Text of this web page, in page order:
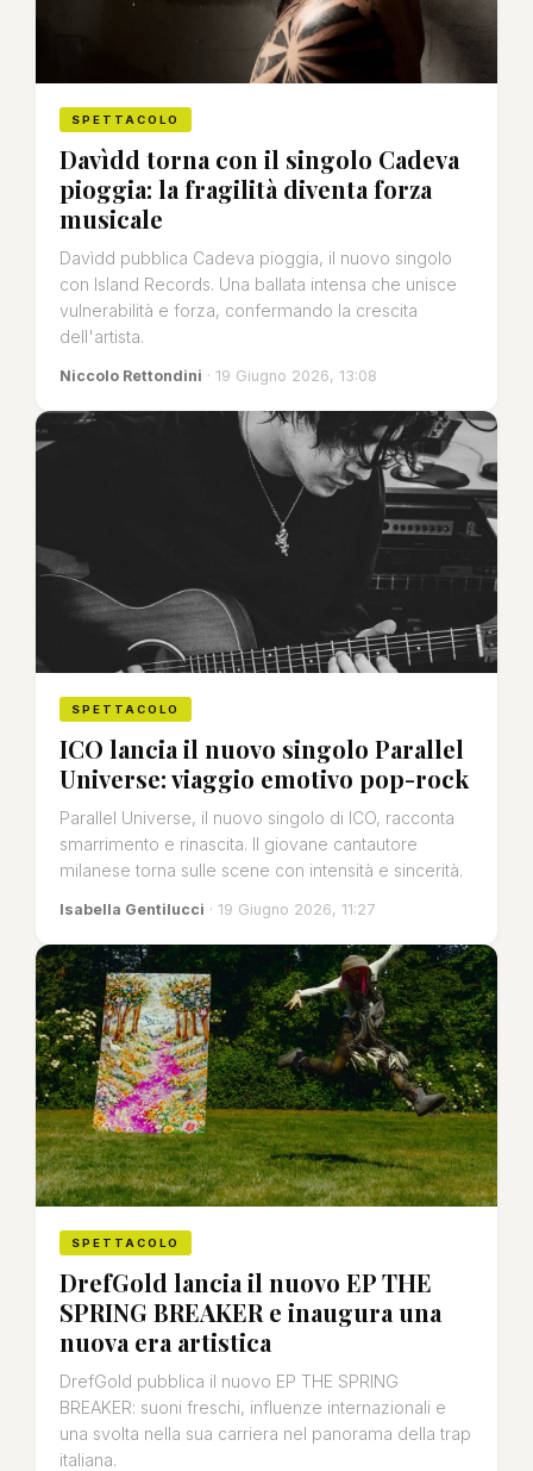
SPETTACOLO
Davìdd torna con il singolo Cadeva
pioggia: la fragilità diventa forza
musicale
Davìdd pubblica Cadeva pioggia, il nuovo singolo
con Island Records. Una ballata intensa che unisce
vulnerabilità e forza, confermando la crescita
dell'artista.
Niccolo Rettondini · 19 Giugno 2026, 13:08
SPETTACOLO
ICO lancia il nuovo singolo Parallel
Universe: viaggio emotivo pop-rock
Parallel Universe, il nuovo singolo di ICO, racconta
smarrimento e rinascita. Il giovane cantautore
milanese torna sulle scene con intensità e sincerità.
Isabella Gentilucci · 19 Giugno 2026, 11:27
SPETTACOLO
DrefGold lancia il nuovo EP THE
SPRING BREAKER e inaugura una
nuova era artistica
DrefGold pubblica il nuovo EP THE SPRING
BREAKER: suoni freschi, influenze internazionali e
una svolta nella sua carriera nel panorama della trap
italiana.